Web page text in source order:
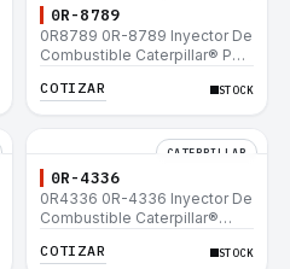
0R-8789
0R8789 0R-8789 Inyector De
Combustible Caterpillar® PM-
RM-350 SM-350
COTIZAR STOCK
CATERPILLAR
0R-4336
0R4336 0R-4336 Inyector De
Combustible Caterpillar®
12H 140G 950B
COTIZAR STOCK